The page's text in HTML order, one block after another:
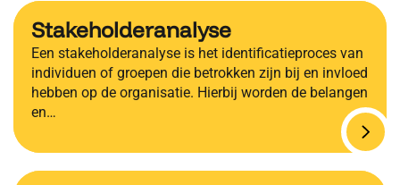
Stakeholderanalyse
Een stakeholderanalyse is het identificatieproces van
individuen of groepen die betrokken zijn bij en invloed
hebben op de organisatie. Hierbij worden de belangen
en…